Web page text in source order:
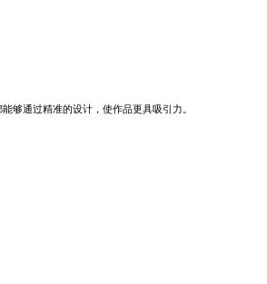
够通过精准的设计，使作品更具吸引力。